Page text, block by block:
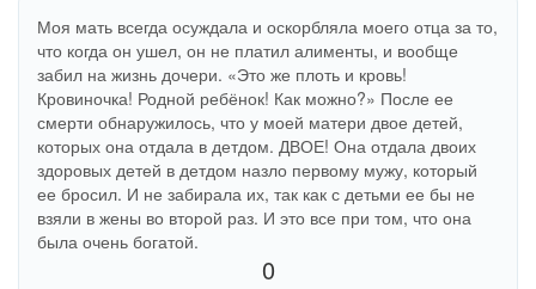
Моя мать всегда осуждала и оскорбляла моего отца за то,
что когда он ушел, он не платил алименты, и вообще
забил на жизнь дочери. «Это же плоть и кровь!
Кровиночка! Родной ребёнок! Как можно?» После ее
смерти обнаружилось, что у моей матери двое детей,
которых она отдала в детдом. ДВОЕ! Она отдала двоих
здоровых детей в детдом назло первому мужу, который
ее бросил. И не забирала их, так как с детьми ее бы не
взяли в жены во второй раз. И это все при том, что она
была очень богатой.
0